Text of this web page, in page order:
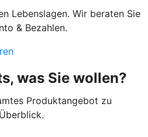
Lebenslagen. Wir beraten Sie
& Bezahlen.
was Sie wollen?
Produktangebot zu